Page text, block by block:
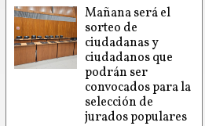
Mañana será el
sorteo de
ciudadanas y
ciudadanos que
podrán ser
convocados para la
selección de
jurados populares